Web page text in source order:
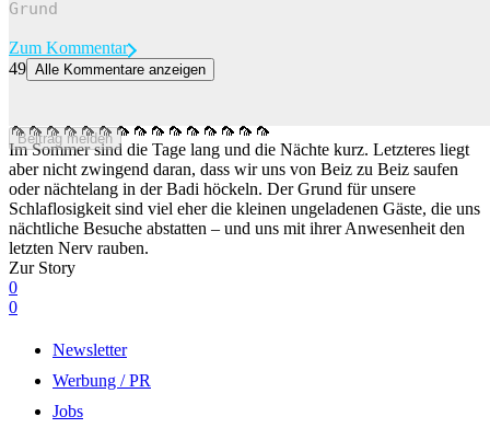
Beitrag melden
Zum Kommentar
49 Alle Kommentare anzeigen
🦟🦟🦟🦟🦟🦟🦟🦟🦟🦟🦟🦟🦟🦟🦟
Im Sommer sind die Tage lang und die Nächte kurz. Letzteres liegt
aber nicht zwingend daran, dass wir uns von Beiz zu Beiz saufen
oder nächtelang in der Badi höckeln. Der Grund für unsere
Schlaflosigkeit sind viel eher die kleinen ungeladenen Gäste, die uns
nächtliche Besuche abstatten – und uns mit ihrer Anwesenheit den
letzten Nerv rauben.
Zur Story
0
0
Newsletter
Werbung / PR
Jobs